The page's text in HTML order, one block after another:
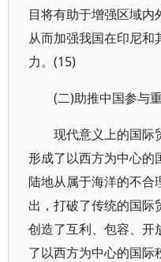
目将有助于增强区域内
从而加强我国在印尼和
力。(15)
(二)助推中国参与
现代意义上的国际
形成了以西方为中心的
陆地从属于海洋的不合
出，打破了传统的国际
创造了互利、包容、开
了以西方为中心的国际